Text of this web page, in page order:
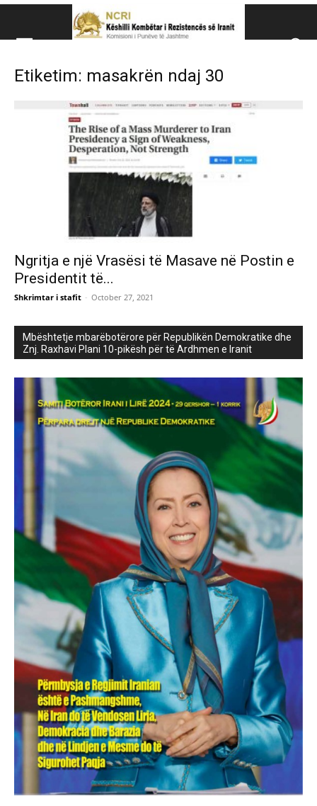
Këshillit Kombëtar të
Këshillit Kombëtar të Rezistencës së Iranit (NCRI)
Etiketim: masakrën ndaj 30
Ngritja e një Vrasësi të Masave në Postin e
Presidentit të...
Shkrimtar i stafit - October 27, 2021
Mbështetje mbarëbotërore për Republikën Demokratike dhe
Znj. Raxhavi Plani 10-pikësh për të Ardhmen e Iranit